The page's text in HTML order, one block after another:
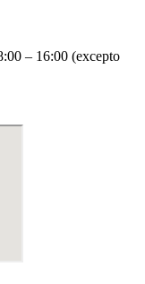
– 16:00 (excepto